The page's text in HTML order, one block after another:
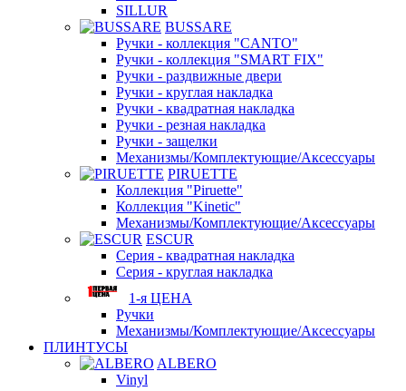
SILLUR
BUSSARE
Ручки - коллекция "CANTO"
Ручки - коллекция "SMART FIX"
Ручки - раздвижные двери
Ручки - круглая накладка
Ручки - квадратная накладка
Ручки - резная накладка
Ручки - защелки
Механизмы/Комплектующие/Аксессуары
PIRUETTE
Коллекция "Piruette"
Коллекция "Kinetic"
Механизмы/Комплектующие/Аксессуары
ESCUR
Серия - квадратная накладка
Серия - круглая накладка
1-я ЦЕНА
Ручки
Механизмы/Комплектующие/Аксессуары
ПЛИНТУСЫ
ALBERO
Vinyl